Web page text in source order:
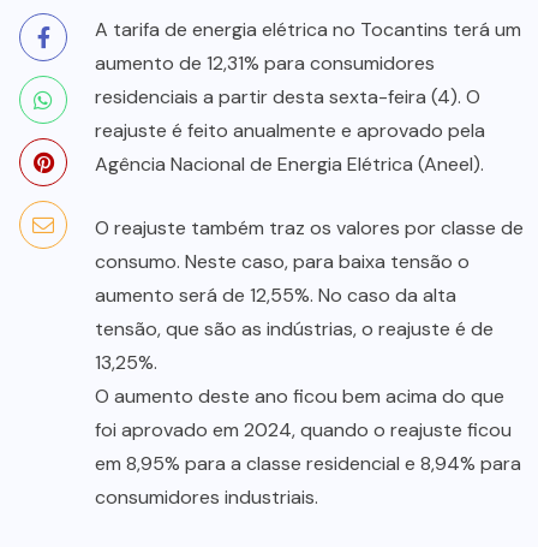
A tarifa de energia elétrica no Tocantins terá um
aumento de 12,31% para consumidores
residenciais a partir desta sexta-feira (4). O
reajuste é feito anualmente e aprovado pela
Agência Nacional de Energia Elétrica (Aneel).
O reajuste também traz os valores por classe de
consumo. Neste caso, para baixa tensão o
aumento será de 12,55%. No caso da alta
tensão, que são as indústrias, o reajuste é de
13,25%.
O aumento deste ano ficou bem acima do que
foi aprovado em 2024, quando o reajuste ficou
em 8,95% para a classe residencial e 8,94% para
consumidores industriais.